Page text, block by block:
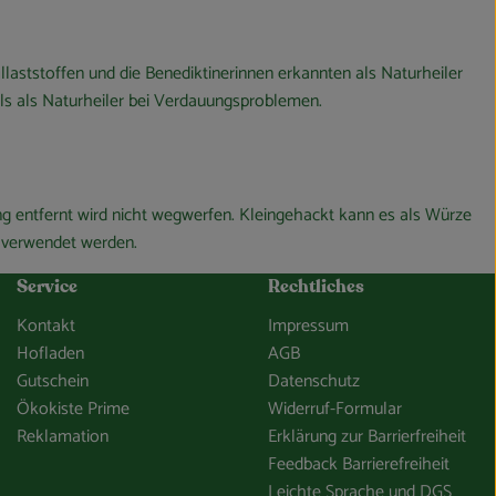
und die Benediktinerinnen erkannten als Naturheiler
als Naturheiler bei Verdauungsproblemen.
entfernt wird nicht wegwerfen. Kleingehackt kann es als Würze
werden.
Service
Kontakt
Hofladen
Gutschein
Ökokiste Prime
Reklamation
Rechtliches
Impressum
AGB
Datenschutz
Widerruf-Formular
Erklärung zur Barrierfreiheit
Feedback Barrierefreiheit